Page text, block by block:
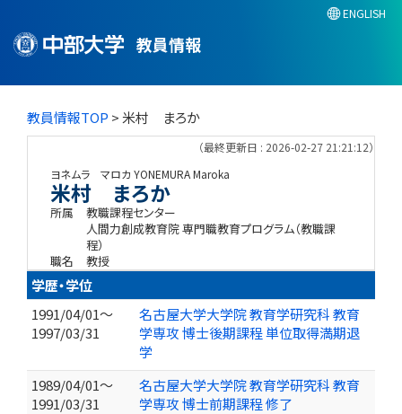
教員情報
ENGLISH
教員情報TOP > 米村 まろか
（最終更新日 : 2026-02-27 21:21:12）
ヨネムラ マロカ YONEMURA Maroka
米村 まろか
所属
教職課程センター
人間力創成教育院 専門職教育プログラム（教職課
程）
職名
教授
学歴・学位
1991/04/01～
1997/03/31
名古屋大学大学院 教育学研究科 教育
学専攻 博士後期課程 単位取得満期退
学
1989/04/01～
1991/03/31
名古屋大学大学院 教育学研究科 教育
学専攻 博士前期課程 修了